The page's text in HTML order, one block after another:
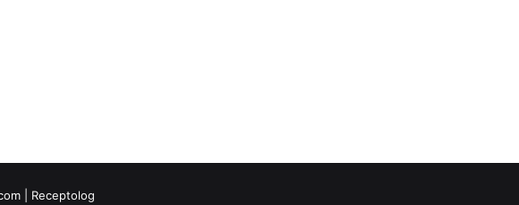
Receptolog